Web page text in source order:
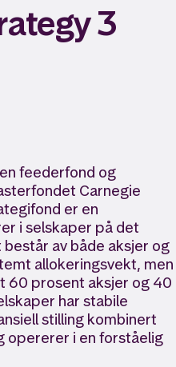
3
feederfond og
Carnegie
er en
i selskaper på det
av både aksjer og
allokeringsvekt, men
60 prosent aksjer og 40
har stabile
stilling kombinert
opererer i en forståelig